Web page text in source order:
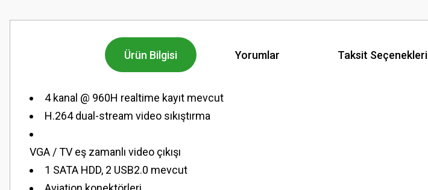
Ürün Bilgisi Yorumlar Taksit Seçenekleri
4 kanal @ 960H realtime kayıt mevcut
H.264 dual-stream video sıkıştırma
VGA / TV eş zamanlı video çıkışı
1 SATA HDD, 2 USB2.0 mevcut